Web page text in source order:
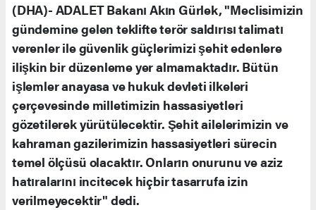
(DHA)- ADALET Bakanı Akın Gürlek, "Meclisimizin
gündemine gelen teklifte terör saldırısı talimatı
verenler ile güvenlik güçlerimizi şehit edenlere
ilişkin bir düzenleme yer almamaktadır. Bütün
işlemler anayasa ve hukuk devleti ilkeleri
çerçevesinde milletimizin hassasiyetleri
gözetilerek yürütülecektir. Şehit ailelerimizin ve
kahraman gazilerimizin hassasiyetleri sürecin
temel ölçüsü olacaktır. Onların onurunu ve aziz
hatıralarını incitecek hiçbir tasarrufa izin
verilmeyecektir" dedi.